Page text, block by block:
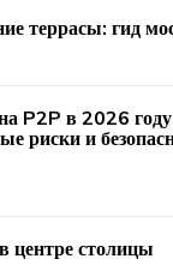
террасы: гид
P2P в 2026
риски и
центре столицы